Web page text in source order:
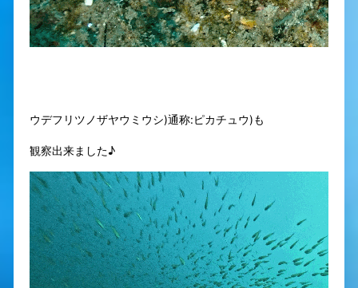
ウデフリツノザヤウミウシ)通称:ピカチュウ)も
観察出来ました♪